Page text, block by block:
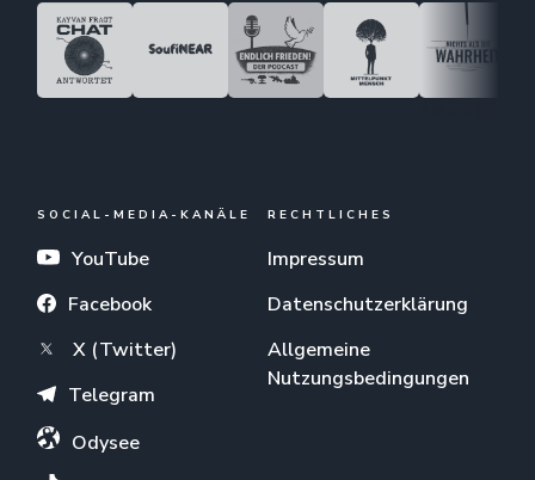
SOCIAL-MEDIA-KANÄLE
YouTube
Facebook
X (Twitter)
Telegram
Odysee
RECHTLICHES
Impressum
Datenschutzerklärung
Allgemeine
Nutzungsbedingungen